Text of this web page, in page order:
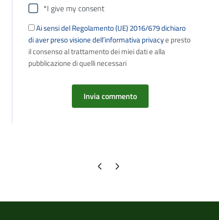
*I give my consent
Ai sensi del Regolamento (UE) 2016/679 dichiaro
di aver preso visione dell’informativa privacye presto
il consenso al trattamento dei miei dati e alla
pubblicazione di quelli necessari
Pagina precedente
Pagina successiva